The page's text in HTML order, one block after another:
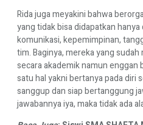
Rida juga meyakini bahwa
yang tidak bisa didapatkan
komunikasi, kepemimpinan,
tim. Baginya, mereka yang
secara akademik namun enggan
satu hal yakni bertanya pada diri
sanggup dan siap bertanggung
jawabannya iya, maka tidak ada